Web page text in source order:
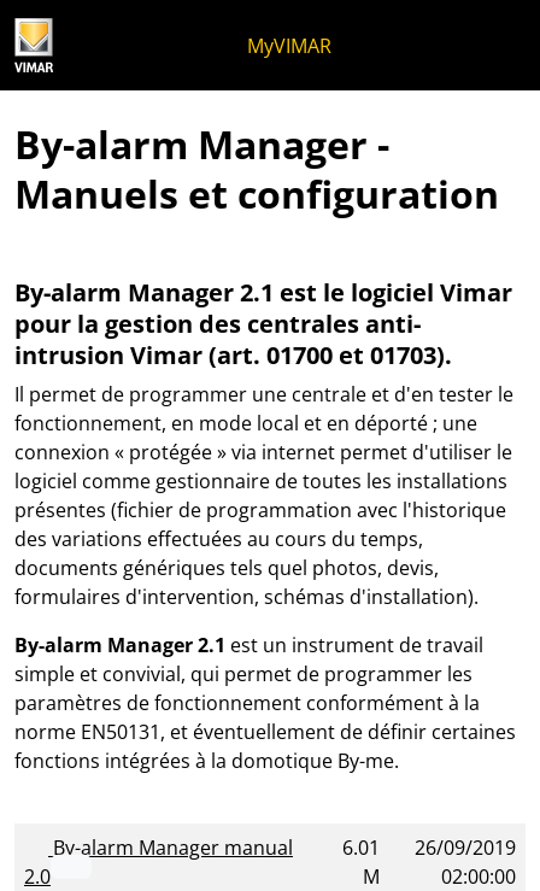
MyVIMAR
By-alarm Manager -
Manuels et configuration
By-alarm Manager 2.1 est le logiciel Vimar
pour la gestion des centrales anti-
intrusion Vimar (art. 01700 et 01703).
Il permet de programmer une centrale et d'en tester le
fonctionnement, en mode local et en déporté ; une
connexion « protégée » via internet permet d'utiliser le
logiciel comme gestionnaire de toutes les installations
présentes (fichier de programmation avec l'historique
des variations effectuées au cours du temps,
documents génériques tels quel photos, devis,
formulaires d'intervention, schémas d'installation).
By-alarm Manager 2.1 est un instrument de travail
simple et convivial, qui permet de programmer les
paramètres de fonctionnement conformément à la
norme EN50131, et éventuellement de définir certaines
fonctions intégrées à la domotique By-me.
By-alarm Manager manual
2.0
6.01
M
26/09/2019
02:00:00